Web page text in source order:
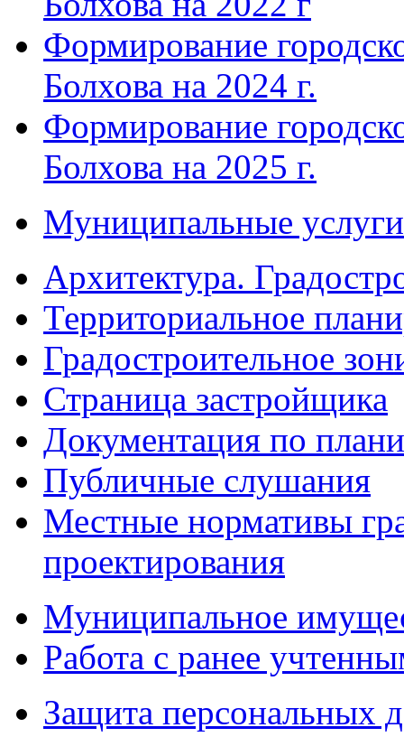
Формирование
Болхова на 2024 г.
Формирование
Болхова на 2025 г.
Муниципальные услуги
Архитектура.
Территориальное
Градостроительное
Страница застройщика
Документация по
Публичные слушания
Местные нормативы
проектирования
Муниципальное
Работа с ранее
Защита персональных